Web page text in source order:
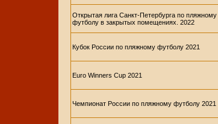
Открытая лига Санкт-Петербурга по пляжному
футболу в закрытых помещениях. 2022
Кубок России по пляжному футболу 2021
Euro Winners Cup 2021
Чемпионат России по пляжному футболу 2021